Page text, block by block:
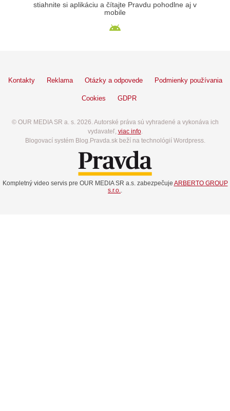
stiahnite si aplikáciu a čítajte Pravdu pohodlne aj v
mobile
Kontakty Reklama Otázky a odpovede Podmienky používania
Cookies GDPR
© OUR MEDIA SR a. s. 2026. Autorské práva sú vyhradené a vykonáva ich
vydavateľ, viac info.
Blogovací systém Blog.Pravda.sk beží na technológií Wordpress.
Kompletný video servis pre OUR MEDIA SR a.s. zabezpečuje ARBERTO GROUP
s.r.o.